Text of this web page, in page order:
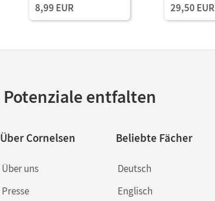
8,99 EUR 29,50 EUR
Potenziale entfalten
Über Cornelsen
Über uns
Presse
Beliebte Fächer
Deutsch
Englisch